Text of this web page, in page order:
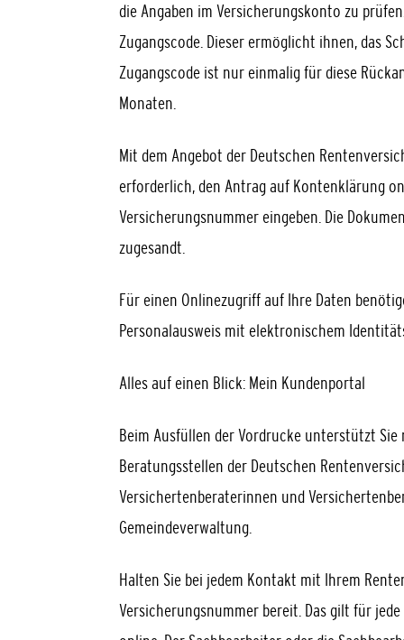
die Angaben im Versicherungskonto zu
Zugangscode. Dieser ermöglicht ihnen, das
Zugangscode ist nur einmalig für diese
Monaten.
Mit dem Angebot der Deutschen
erforderlich, den Antrag auf Kontenklärung
Versicherungsnummer eingeben. Die
zugesandt.
Für einen Onlinezugriff auf Ihre Daten
Personalausweis mit elektronischem
Alles auf einen Blick: Mein Kundenportal
Beim Ausfüllen der Vordrucke unterstützt
Beratungsstellen der Deutschen
Versichertenberaterinnen und
Gemeindeverwaltung.
Halten Sie bei jedem Kontakt mit Ihrem
Versicherungsnummer bereit. Das gilt für